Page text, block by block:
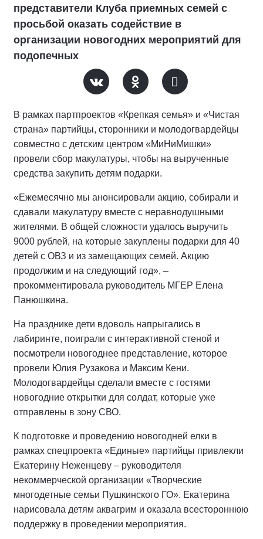
представители Клуба приемных семей с
просьбой оказать содействие в
организации новогодних мероприятий для
подопечных
В рамках партпроектов «Крепкая семья» и «Чистая
страна» партийцы, сторонники и молодогвардейцы
совместно с детским центром «МиНиМишки»
провели сбор макулатуры, чтобы на вырученные
средства закупить детям подарки.
«Ежемесячно мы анонсировали акцию, собирали и
сдавали макулатуру вместе с неравнодушными
жителями. В общей сложности удалось выручить
9000 рублей, на которые закуплены подарки для 40
детей с ОВЗ и из замещающих семей. Акцию
продолжим и на следующий год», –
прокомментировала руководитель МГЕР Елена
Панюшкина.
На празднике дети вдоволь напрыгались в
лабиринте, поиграли с интерактивной стеной и
посмотрели новогоднее представление, которое
провели Юлия Рузакова и Максим Кени.
Молодогвардейцы сделали вместе с гостями
новогодние открытки для солдат, которые уже
отправлены в зону СВО.
К подготовке и проведению новогодней елки в
рамках спецпроекта «Единые» партийцы привлекли
Екатерину Неженцеву – руководителя
некоммерческой организации «Творческие
многодетные семьи Пушкинского ГО». Екатерина
нарисовала детям аквагрим и оказала всестороннюю
поддержку в проведении мероприятия.